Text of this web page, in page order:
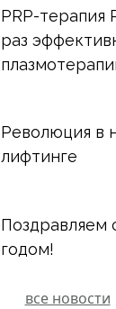
PRP-терапия
раз
Революция в
лифтинге
Поздравляем
годом!
все новости